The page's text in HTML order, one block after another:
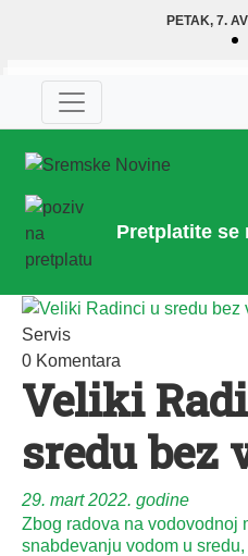
PETAK, 7.
Pretplatite se
Servis
0 Komentara
Veliki
sredu bez
29. mart 2022. godine
Zbog radova na vodovodnoj
snabdevanju vodom u